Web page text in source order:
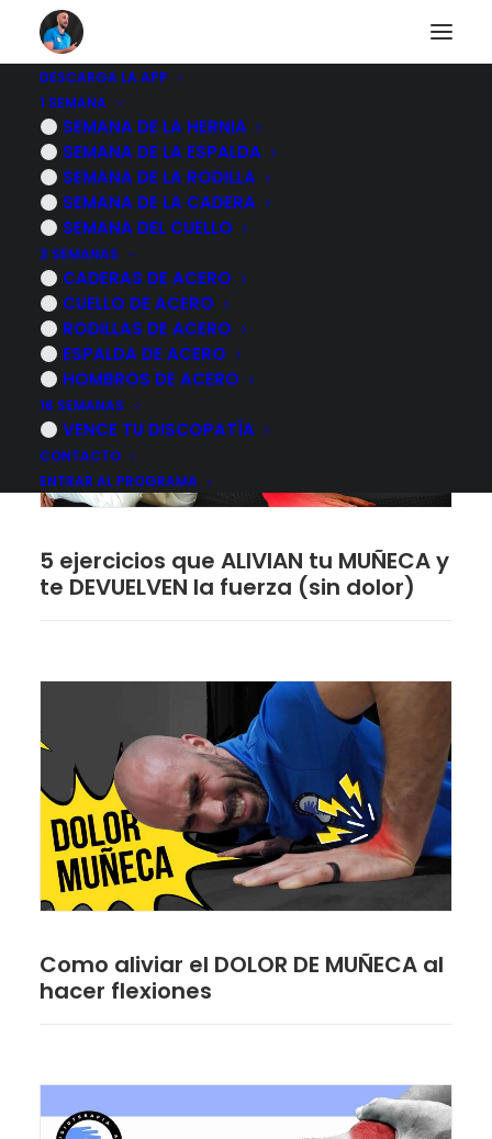
DESCARGA LA APP
1 SEMANA
SEMANA DE LA HERNIA
SEMANA DE LA ESPALDA
SEMANA DE LA RODILLA
SEMANA DE LA CADERA
SEMANA DEL CUELLO
3 SEMANAS
CADERAS DE ACERO
CUELLO DE ACERO
RODILLAS DE ACERO
ESPALDA DE ACERO
HOMBROS DE ACERO
16 SEMANAS
VENCE TU DISCOPATÍA
CONTACTO
ENTRAR AL PROGRAMA
Dolor inespecífico
VOLVER AL CUERPO HUMANO
5 ejercicios que ALIVIAN tu MUÑECA y
te DEVUELVEN la fuerza (sin dolor)
Como aliviar el DOLOR DE MUÑECA al
hacer flexiones